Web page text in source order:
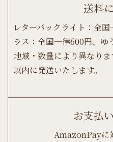
送料
レターパックライト：全
ラス：全国一律600円、
地域・数量により異なり
以内に発送いたします。
お支払
AmazonPayに